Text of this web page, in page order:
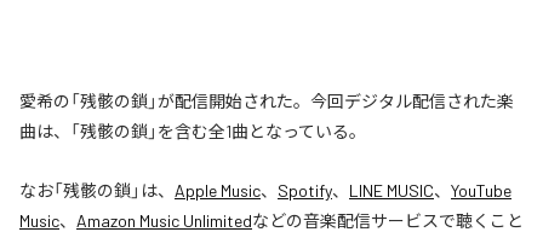
愛希の「残骸の鎖」が配信開始された。今回デジタル配信された楽
曲は、「残骸の鎖」を含む全1曲となっている。
なお「残骸の鎖 」は、 Apple Music、 Spotify、 LINE MUSIC、 YouTube
Music、 Amazon Music Unlimitedなどの音楽配信サービスで聴くこと